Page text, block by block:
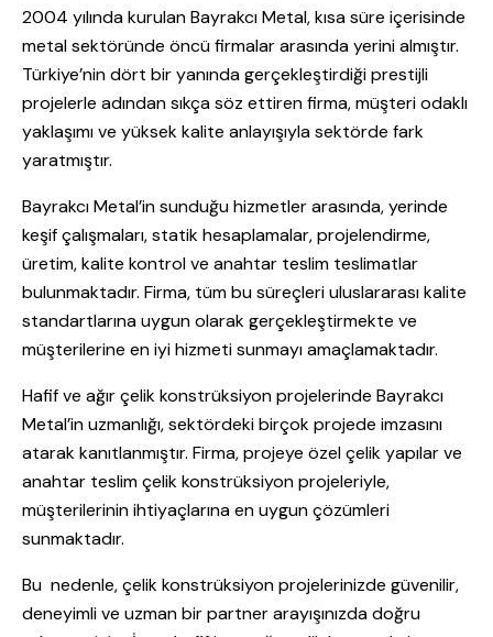
2004 yılında kurulan Bayrakcı Metal, kısa süre içerisinde
metal sektöründe öncü firmalar arasında yerini almıştır.
Türkiye’nin dört bir yanında gerçekleştirdiği prestijli
projelerle adından sıkça söz ettiren firma, müşteri odaklı
yaklaşımı ve yüksek kalite anlayışıyla sektörde fark
yaratmıştır.
Bayrakcı Metal’in sunduğu hizmetler arasında, yerinde
keşif çalışmaları, statik hesaplamalar, projelendirme,
üretim, kalite kontrol ve anahtar teslim teslimatlar
bulunmaktadır. Firma, tüm bu süreçleri uluslararası kalite
standartlarına uygun olarak gerçekleştirmekte ve
müşterilerine en iyi hizmeti sunmayı amaçlamaktadır.
Hafif ve ağır çelik konstrüksiyon projelerinde Bayrakcı
Metal’in uzmanlığı, sektördeki birçok projede imzasını
atarak kanıtlanmıştır. Firma, projeye özel çelik yapılar ve
anahtar teslim çelik konstrüksiyon projeleriyle,
müşterilerinin ihtiyaçlarına en uygun çözümleri
sunmaktadır.
Bu nedenle, çelik konstrüksiyon projelerinizde güvenilir,
deneyimli ve uzman bir partner arayışınızda doğru